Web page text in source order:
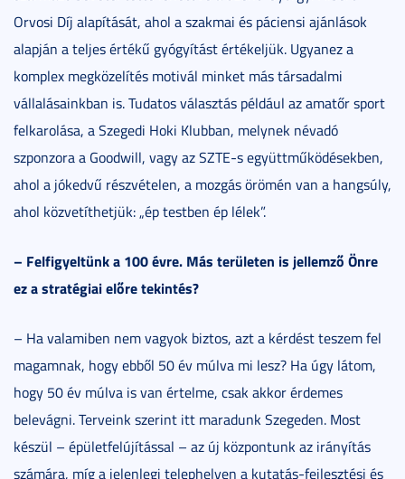
Orvosi Díj alapítását, ahol a szakmai és páciensi ajánlások
alapján a teljes értékű gyógyítást értékeljük. Ugyanez a
komplex megközelítés motivál minket más társadalmi
vállalásainkban is. Tudatos választás például az amatőr sport
felkarolása, a Szegedi Hoki Klubban, melynek névadó
szponzora a Goodwill, vagy az SZTE-s együttműködésekben,
ahol a jókedvű részvételen, a mozgás örömén van a hangsúly,
ahol közvetíthetjük: „ép testben ép lélek”.
– Felfigyeltünk a 100 évre. Más területen is jellemző Önre
ez a stratégiai előre tekintés?
– Ha valamiben nem vagyok biztos, azt a kérdést teszem fel
magamnak, hogy ebből 50 év múlva mi lesz? Ha úgy látom,
hogy 50 év múlva is van értelme, csak akkor érdemes
belevágni. Terveink szerint itt maradunk Szegeden. Most
készül – épületfelújítással – az új központunk az irányítás
számára, míg a jelenlegi telephelyen a kutatás-fejlesztési és